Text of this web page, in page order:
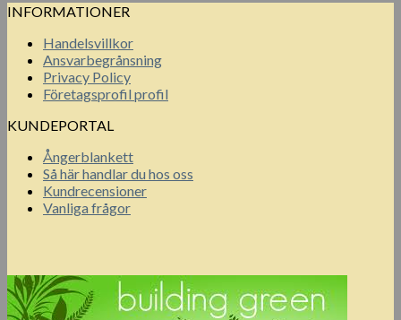
INFORMATIONER
Handelsvillkor
Ansvarbegrånsning
Privacy Policy
Företagsprofil profil
KUNDEPORTAL
Ångerblankett
Så här handlar du hos oss
Kundrecensioner
Vanliga frågor